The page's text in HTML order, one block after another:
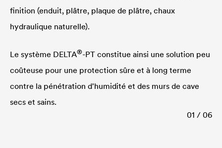
finition (enduit, plâtre, plaque de plâtre, chaux
hydraulique naturelle).
Le système DELTA®-PT constitue ainsi une solution peu
coûteuse pour une protection sûre et à long terme
contre la pénétration d'humidité et des murs de cave
secs et sains.
01 / 06